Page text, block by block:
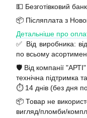
💵 Безготівковий
📦 Післяплата з
Детальніше про
✅ Від виробника:
по всьому
🛡️ Від компанії
технічна підтримка
⏱️ 14 днів (без дня
📦 Товар не
вигляд/пломби/